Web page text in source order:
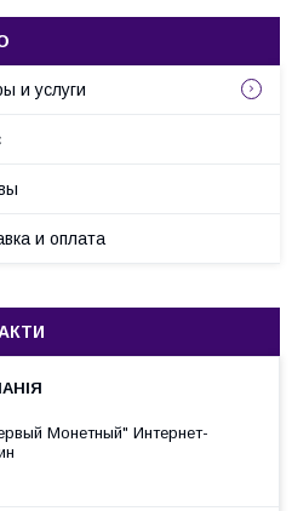
и услуги
и оплата
Монетный" Интернет-